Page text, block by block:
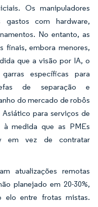
Os manipuladores
com hardware,
No entanto, as
finais, embora menores,
que a visão por IA, o
específicas para
de separação e
do mercado de robôs
para serviços de
à medida que as PMEs
em vez de contratar
atualizações remotas
planejado em 20-30%,
elo entre frotas mistas.